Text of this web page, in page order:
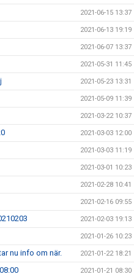
2021-06-15 13:37
2021-06-13 19:19
2021-06-07 13:37
2021-05-31 11:45
2021-05-23 13:31
2021-05-09 11:39
2021-03-22 10:37
2021-03-03 12:00
2021-03-03 11:19
2021-03-01 10:23
2021-02-28 10:41
2021-02-16 09:55
2021-02-03 19:13
2021-01-26 10:23
nu info om när. 2021-01-22 18:21
2021-01-21 08:30